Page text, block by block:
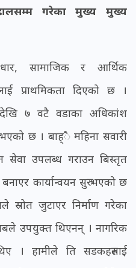
गरेका मुख्य मुख्य
सामाजिक र आर्थिक
प्राथमिकता दिएको छ ।
देखि ७ वटै वडाका अधिकांश
छ । बाह्ै महिना सवारी
सेवा उपलब्ध गराउन बिस्तृत
कार्यान्वयन सुरु भएको छ
स्रोत जुटाएर निर्माण गरेका
उपयुक्त थिएनन् । नागरिक
। हामीले ति सडकहरुलाई